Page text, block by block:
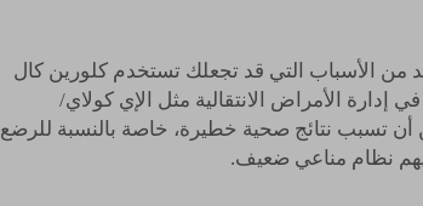
من الأسباب التي قد تجعلك تستخدم كلورين كال
الأمراض الانتقالية مثل الإي كولاي/
أن تسبب نتائج صحية خطيرة، خاصة بالنسبة للرضع
نظام مناعي ضعيف.